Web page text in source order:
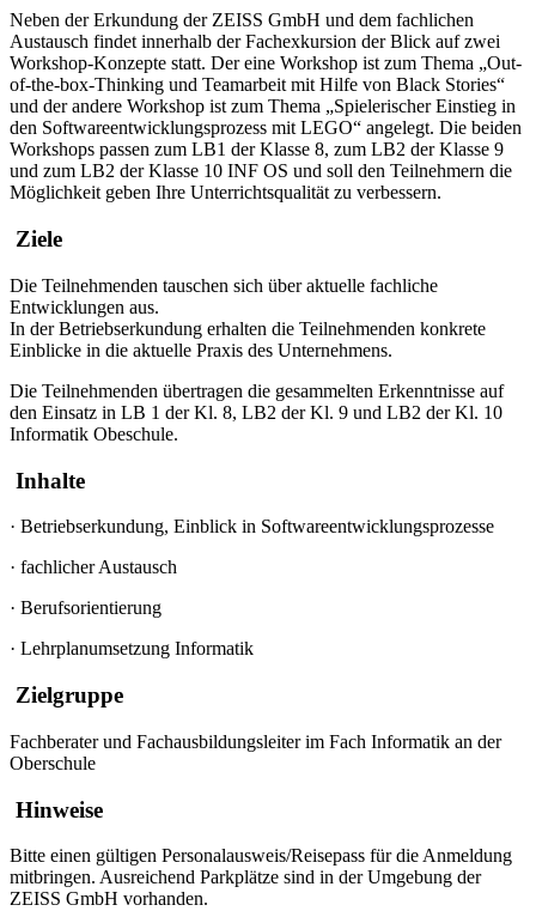
Neben der Erkundung der ZEISS GmbH und dem fachlichen
Austausch findet innerhalb der Fachexkursion der Blick auf zwei
Workshop-Konzepte statt. Der eine Workshop ist zum Thema „Out-
of-the-box-Thinking und Teamarbeit mit Hilfe von Black Stories“
und der andere Workshop ist zum Thema „Spielerischer Einstieg in
den Softwareentwicklungsprozess mit LEGO“ angelegt. Die beiden
Workshops passen zum LB1 der Klasse 8, zum LB2 der Klasse 9
und zum LB2 der Klasse 10 INF OS und soll den Teilnehmern die
Möglichkeit geben Ihre Unterrichtsqualität zu verbessern.
Ziele
Die Teilnehmenden tauschen sich über aktuelle fachliche
Entwicklungen aus.
In der Betriebserkundung erhalten die Teilnehmenden konkrete
Einblicke in die aktuelle Praxis des Unternehmens.
Die Teilnehmenden übertragen die gesammelten Erkenntnisse auf
den Einsatz in LB 1 der Kl. 8, LB2 der Kl. 9 und LB2 der Kl. 10
Informatik Obeschule.
Inhalte
· Betriebserkundung, Einblick in Softwareentwicklungsprozesse
· fachlicher Austausch
· Berufsorientierung
· Lehrplanumsetzung Informatik
Zielgruppe
Fachberater und Fachausbildungsleiter im Fach Informatik an der
Oberschule
Hinweise
Bitte einen gültigen Personalausweis/Reisepass für die Anmeldung
mitbringen. Ausreichend Parkplätze sind in der Umgebung der
ZEISS GmbH vorhanden.